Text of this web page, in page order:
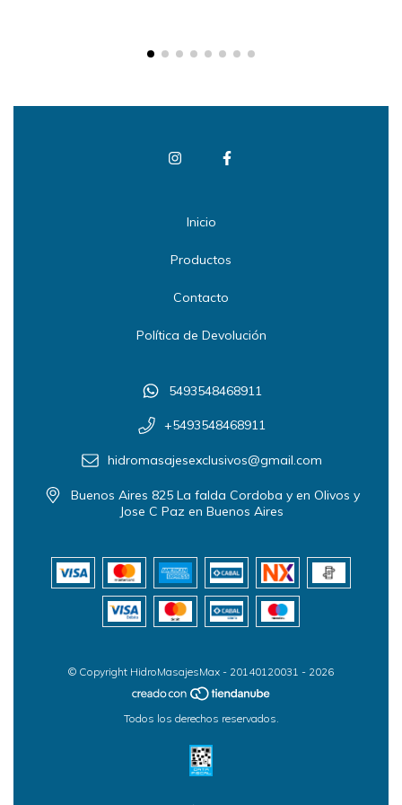
Inicio
Productos
Contacto
Política de Devolución
5493548468911
+5493548468911
hidromasajesexclusivos@gmail.com
Buenos Aires 825 La falda Cordoba y en Olivos y
Jose C Paz en Buenos Aires
© Copyright HidroMasajesMax - 20140120031 - 2026
Todos los derechos reservados.